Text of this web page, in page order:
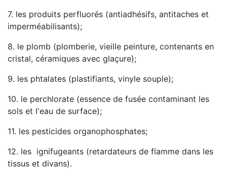
7. les produits perfluorés (antiadhésifs, antitaches et
imperméabilisants);
8. le plomb (plomberie, vieille peinture, contenants en
cristal, céramiques avec glaçure);
9. les phtalates (plastifiants, vinyle souple);
10. le perchlorate (essence de fusée contaminant les
sols et l'eau de surface);
11. les pesticides organophosphates;
12. les ignifugeants (retardateurs de flamme dans les
tissus et divans).